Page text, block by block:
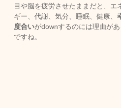
目や脳を疲労させたままだと、エ
ギー、代謝、気分、睡眠、健康、
度合いがdownするのには理由が
ですね。